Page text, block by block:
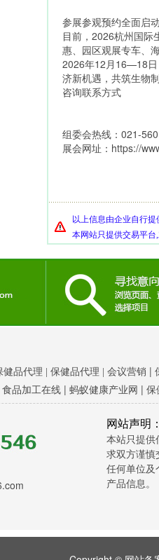
参展参观预约全面启
目前，2026杭州国际
惠、园区观展专车、
2026年12月16—18日
济新机遇，共筑生物
咨询联系方式
组委会热线：021-
展会网址：https://
以上信息由企业自行
本网站只提供交易平
健品代理 | 保健品代理 | 会议营销 |
食品加工在线 | 蚂蚁健康产业网 | 保
网站声明：
本站只提供
求双方谨慎
任何单位及
产品信息。